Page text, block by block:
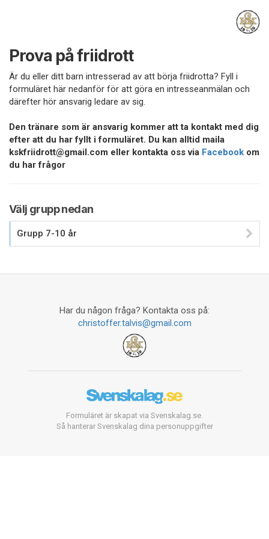
Prova på friidrott
Är du eller ditt barn intresserad av att börja friidrotta? Fyll i
formuläret här nedanför för att göra en intresseanmälan och
därefter hör ansvarig ledare av sig.
Den tränare som är ansvarig kommer att ta kontakt med dig
efter att du har fyllt i formuläret. Du kan alltid maila
kskfriidrott@gmail.com eller kontakta oss via Facebook om
du har frågor
Välj grupp nedan
Grupp 7-10 år
Har du någon fråga? Kontakta oss på:
christoffer.talvis@gmail.com
Formuläret är skapat via Svenskalag.se.
Så hanterar Svenskalag dina personuppgifter